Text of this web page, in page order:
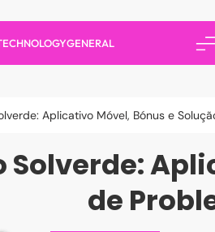
GENERAL
Aplicativo Móvel, Bónus e
de